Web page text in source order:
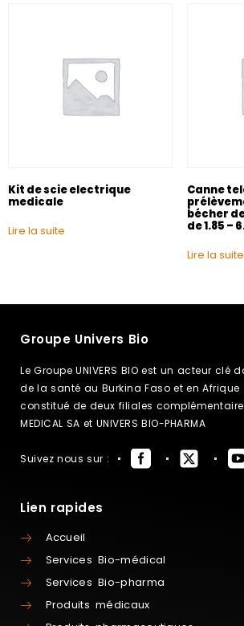
Kit de scie electrique
medicale
Lire la suite
Canne
bécher
de 1.85 –
Lire la suite
Groupe Univers Bio
Le Groupe UNIVERS BIO est un acteur clé
de la santé au Burkina Faso et en Afrique
constitué de deux filiales
MEDICAL SA et UNIVERS BIO-PHARMA
Suivez nous sur :
Lien rapides
Accueil
Services Bio-médical
Services Bio-pharma
Produits médicaux